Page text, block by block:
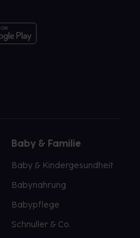
Baby & Familie
Baby & Kindergesundheit
Babynahrung
Babypflege
Schnuller & Co.